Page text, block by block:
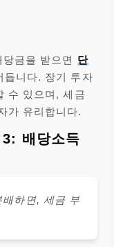
금을 받으면 단
듭니다. 장기 투자
수 있으며, 세금
가 유리합니다.
배당소득
하면, 세금 부